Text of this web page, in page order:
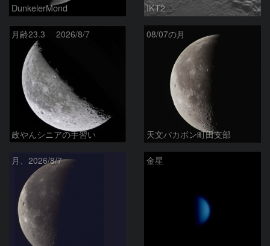
DunkelerMond IKT2
月齢23.3 2026/8/7
政やんシニアの手習い
08/07の月
天文バカボン町田支部
月、2026/8/7 金星